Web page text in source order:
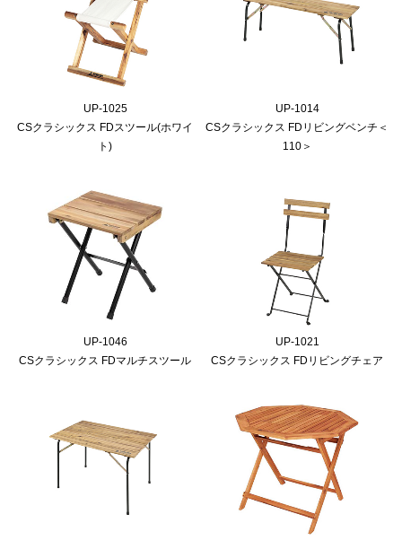
UP-1025
CSクラシックス FDスツール(ホワイ
ト)
UP-1014
CSクラシックス FDリビングベンチ＜
110＞
UP-1046
CSクラシックス FDマルチスツール
UP-1021
CSクラシックス FDリビングチェア